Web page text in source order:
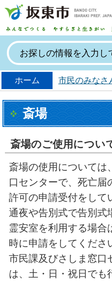
ホーム 市民のみなさ
斎場
斎場のご使用につい
斎場の使用については
口センターで、死亡届
許可の申請受付をして
通夜や告別式で告別式
霊安室を利用する場合
時に申請をしてくださ
市民課及びさしま窓口
は、土・日・祝日でも